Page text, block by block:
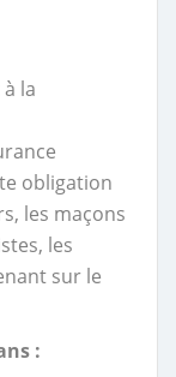
la
obligation
les maçons
les
sur le
: